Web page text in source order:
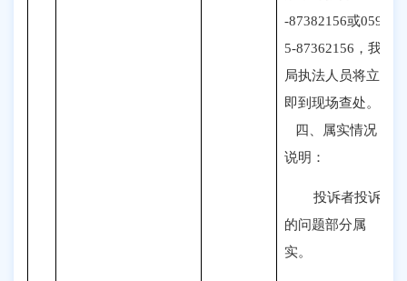
-87382156或059
5-87362156，我
局执法人员将立
即到现场查处。
四、属实情况
说明：
投诉者投诉
的问题部分属
实。